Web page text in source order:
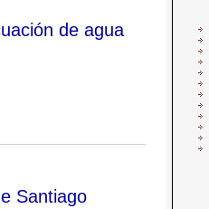
de agua
Santiago